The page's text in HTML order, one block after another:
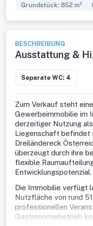
Grundstück: 852 m²
BESCHREIBUNG
Ausstattung &
Separate WC: 4
Zum Verkauf steht
Gewerbeimmobilie im
derzeitiger Nutzung
Liegenschaft befindet
Dreiländereck
überzeugt durch ihre
flexible
Entwicklungspotenzial.
Die Immobilie verfügt
Nutzfläche von rund
professionellen
Gastronomiebetrieb